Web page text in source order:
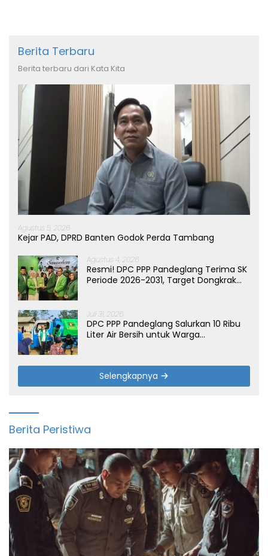
Berita Terbaru
Berita terbaru dari Kata Kita
Agustus 5, 2026
Kejar PAD, DPRD Banten Godok Perda Tambang
Agustus 4, 2026
Resmi! DPC PPP Pandeglang Terima SK
Periode 2026-2031, Target Dongkrak
Juli 31, 2026
DPC PPP Pandeglang Salurkan 10 Ribu
Liter Air Bersih untuk Warga
Selengkapnya
Berita Peristiwa